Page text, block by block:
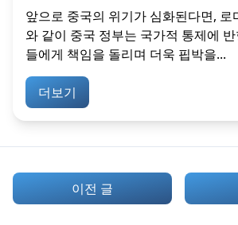
앞으로 중국의 위기가 심화된다면, 로
와 같이 중국 정부는 국가적 통제에
들에게 책임을 돌리며 더욱 핍박을...
더보기
이전 글